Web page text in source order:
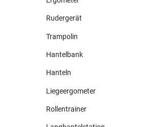
Rudergerät
Trampolin
Hantelbank
Hanteln
Liegeergometer
Rollentrainer